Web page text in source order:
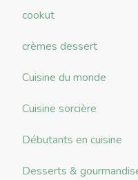
cookut
crèmes dessert
Cuisine du monde
Cuisine sorcière
Débutants en cuisine
Desserts &